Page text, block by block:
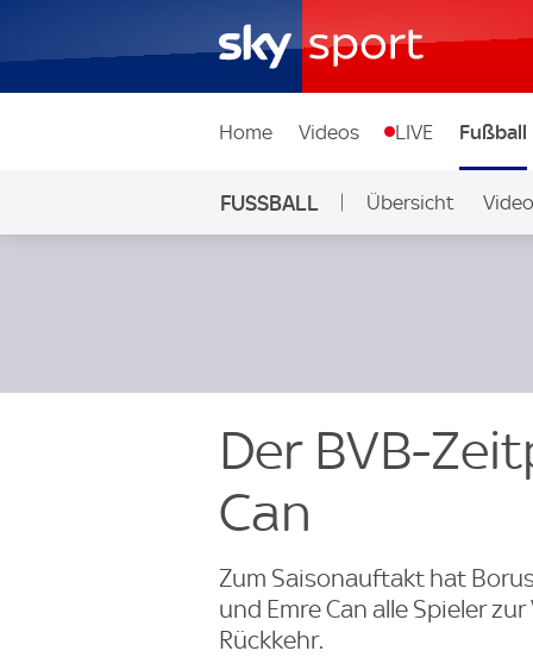
Home Videos LIVE Fußball
FUSSBALL Übersicht
Der BVB-
Can
Zum Saisonauftakt hat
und Emre Can alle Spieler
Rückkehr.